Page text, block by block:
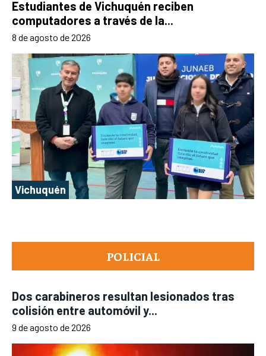
POLICIAL
Dos carabineros resultan lesionados tras
colisión entre automóvil y...
9 de agosto de 2026
Estudiantes de Vichuquén reciben
computadores a través de la...
8 de agosto de 2026
Vichuquén